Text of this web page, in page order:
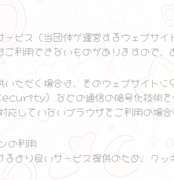
ビス（当団体が運営するウェブサ
利用できないものがありますので、
供いただく場合は、そのウェブ
などの通信の暗号化技術を使用
応していないブラウザをご利用の場
の利用
より良いサービス提供のため、ク